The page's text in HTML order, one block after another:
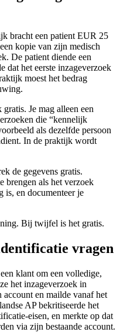
bracht een patient EUR 25
kopie van zijn medisch
De patient diende een
dat het eerste inzageverzoek
moest het bedrag
Je mag alleen een
die “kennelijk
als dezelfde persoon
In de praktijk wordt
de gegevens gratis.
brengen als het verzoek
is, en documenteer je
Bij twijfel is het gratis.
vragen
klant om een volledige,
het inzageverzoek in
account en mailde vanaf het
AP bekritiseerde het
eisen, en merkte op dat
via zijn bestaande account.